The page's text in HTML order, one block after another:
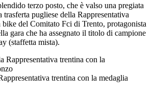
terzo posto, che è valso una pregiata
pugliese della Rappresentativa
del Comitato Fci di Trento, protagonista
gara che ha assegnato il titolo di campione
(staffetta mista).
trentina con la medaglia